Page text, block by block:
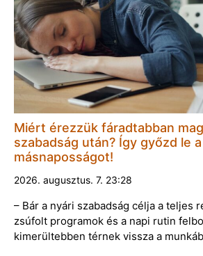
Miért érezzük fáradtabban
szabadság után? Így győzd le
másnaposságot!
2026. augusztus. 7. 23:28
– Bár a nyári szabadság célja a teljes
zsúfolt programok és a napi rutin
kimerültebben térnek vissza a